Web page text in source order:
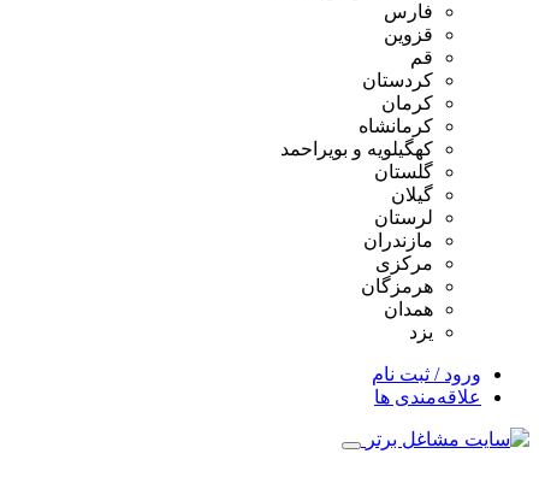
فارس
قزوین
قم
کردستان
کرمان
کرمانشاه
کهگیلویه و بویراحمد
گلستان
گیلان
لرستان
مازندران
مرکزی
هرمزگان
همدان
یزد
ورود / ثبت نام
علاقه‌مندی ها